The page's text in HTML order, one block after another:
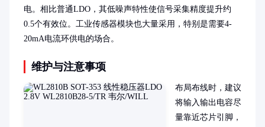
电。相比普通LDO，其低噪声特性使信号采集精度提升约
0.5个有效位。工业传感器模块也大量采用，特别是需要4-
20mA电流环供电的场合。
维护与注意事项
布局布线时，建议
将输入输出电容尽
量靠近芯片引脚，